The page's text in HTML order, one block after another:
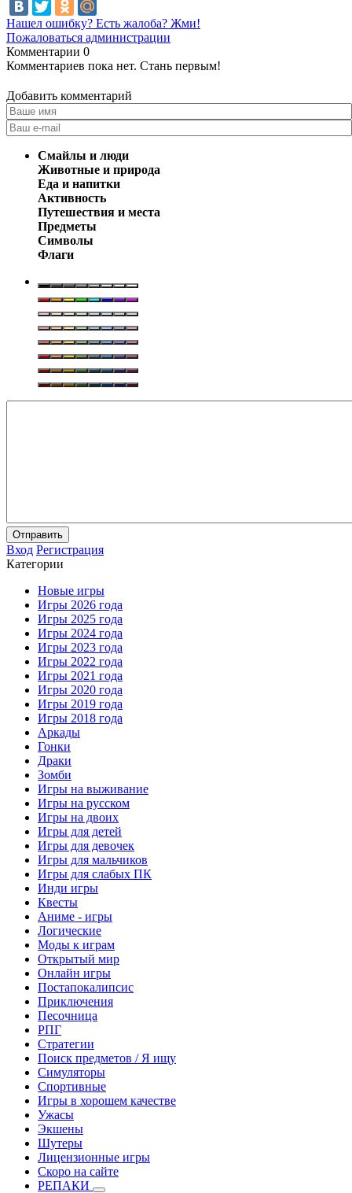
Нашел ошибку? Есть жалоба? Жми!
Пожаловаться администрации
Комментарии 0
Комментариев пока нет. Стань первым!
Добавить комментарий
Смайлы и люди
Животные и природа
Еда и напитки
Активность
Путешествия и места
Предметы
Символы
Флаги
Отправить
Вход Регистрация
Категории
Новые игры
Игры 2026 года
Игры 2025 года
Игры 2024 года
Игры 2023 года
Игры 2022 года
Игры 2021 года
Игры 2020 года
Игры 2019 года
Игры 2018 года
Аркады
Гонки
Драки
Зомби
Игры на выживание
Игры на русском
Игры на двоих
Игры для детей
Игры для девочек
Игры для мальчиков
Игры для слабых ПК
Инди игры
Квесты
Аниме - игры
Логические
Моды к играм
Открытый мир
Онлайн игры
Постапокалипсис
Приключения
Песочница
РПГ
Стратегии
Поиск предметов / Я ищу
Симуляторы
Спортивные
Игры в хорошем качестве
Ужасы
Экшены
Шутеры
Лицензионные игры
Скоро на сайте
РЕПАКИ